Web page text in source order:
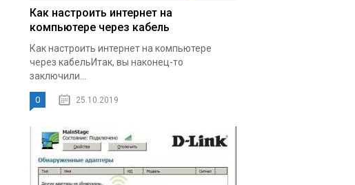
Как настроить интернет на
компьютере через кабель
Как настроить интернет на компьютере
через кабельИтак, вы наконец-то
заключили...
0 25.10.2019